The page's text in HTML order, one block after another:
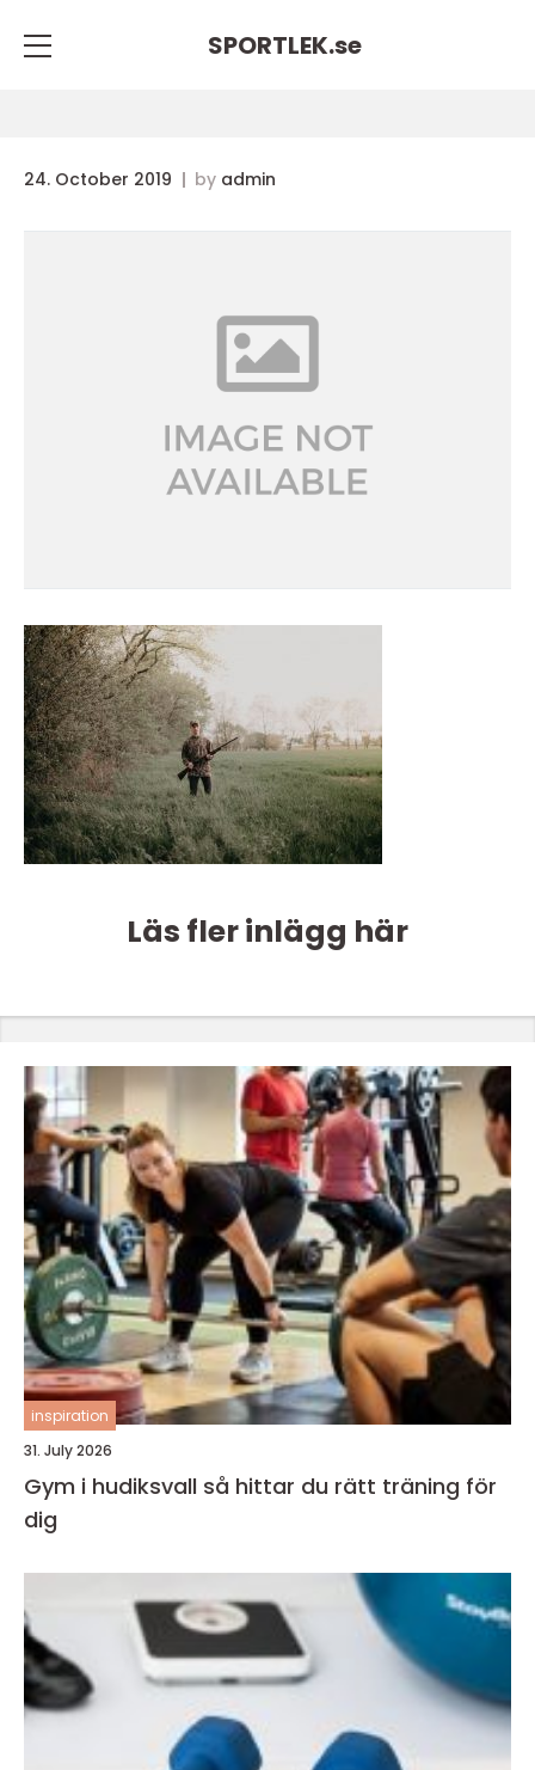
SPORTLEK.se
24. October 2019 by admin
Läs fler inlägg här
inspiration
31. July 2026
Gym i hudiksvall så hittar du rätt träning för
dig